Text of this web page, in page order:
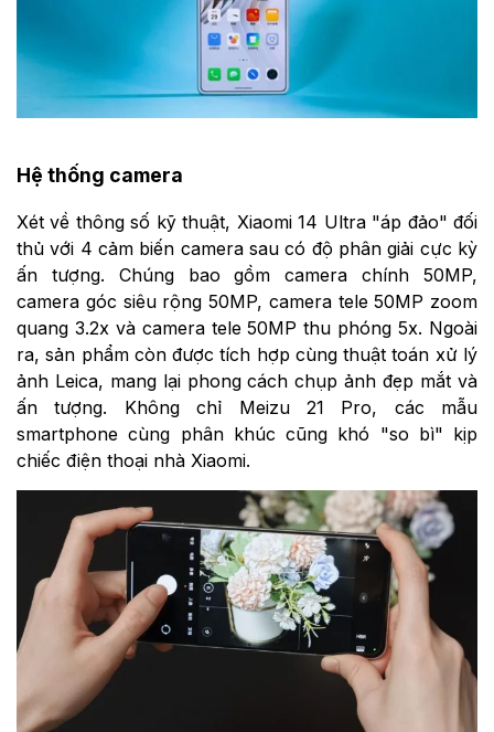
Hệ thống camera
Xét về thông số kỹ thuật, Xiaomi 14 Ultra "áp đảo" đối
thủ với 4 cảm biến camera sau có độ phân giải cực kỳ
ấn tượng. Chúng bao gồm camera chính 50MP,
camera góc siêu rộng 50MP, camera tele 50MP zoom
quang 3.2x và camera tele 50MP thu phóng 5x. Ngoài
ra, sản phẩm còn được tích hợp cùng thuật toán xử lý
ảnh Leica, mang lại phong cách chụp ảnh đẹp mắt và
ấn tượng. Không chỉ Meizu 21 Pro, các mẫu
smartphone cùng phân khúc cũng khó "so bì" kịp
chiếc điện thoại nhà Xiaomi.